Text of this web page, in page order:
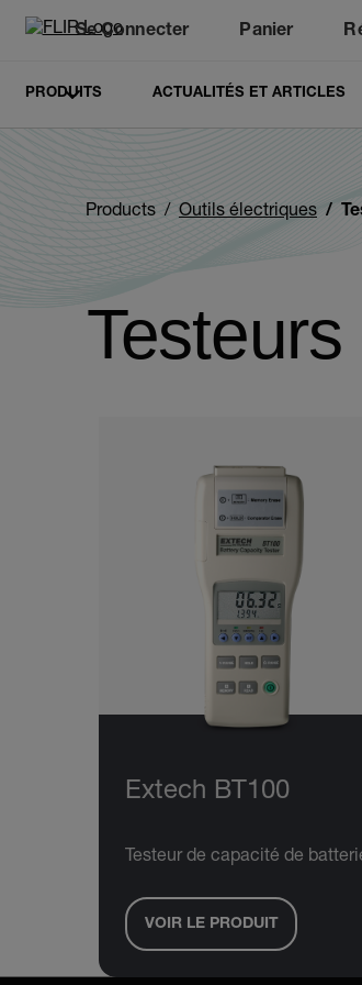
Se Connecter
Unread messages
Panier
PRODUITS ACTUALITÉS ET ARTICLES
Products Outils électriques
Extech BT100
Testeur de capacité de
VOIR LE PRODUIT